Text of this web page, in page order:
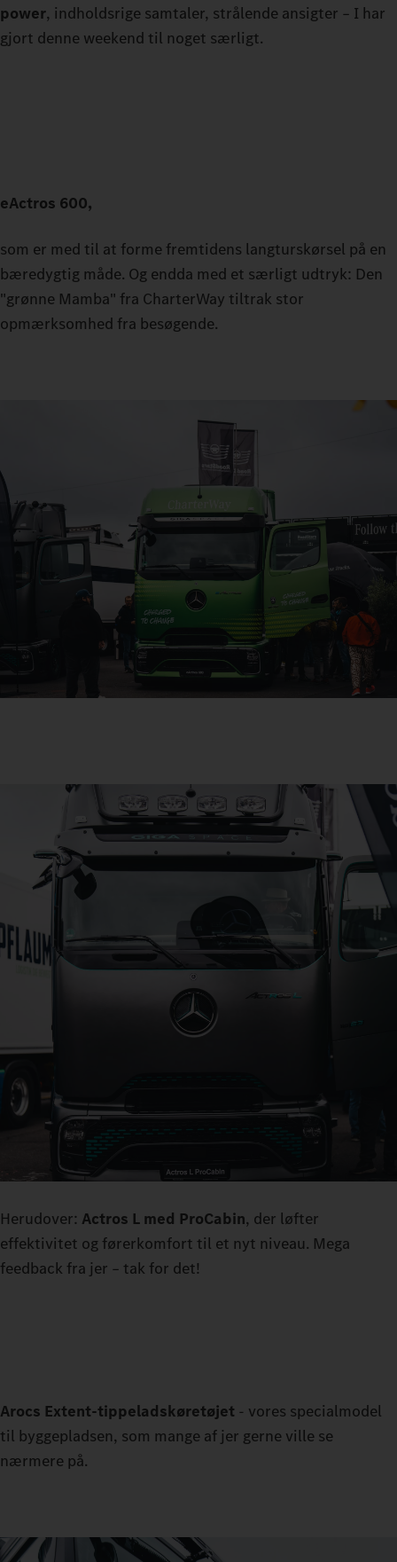
power, indholdsrige samtaler, strålende ansigter – I har
gjort denne weekend til noget særligt.
eActros 600,
som er med til at forme fremtidens langturskørsel på en
bæredygtig måde. Og endda med et særligt udtryk: Den
"grønne Mamba" fra CharterWay tiltrak stor
opmærksomhed fra besøgende.
Herudover: Actros L med ProCabin, der løfter
effektivitet og førerkomfort til et nyt niveau. Mega
feedback fra jer – tak for det!
Arocs Extent-tippeladskøretøjet - vores specialmodel
til byggepladsen, som mange af jer gerne ville se
nærmere på.